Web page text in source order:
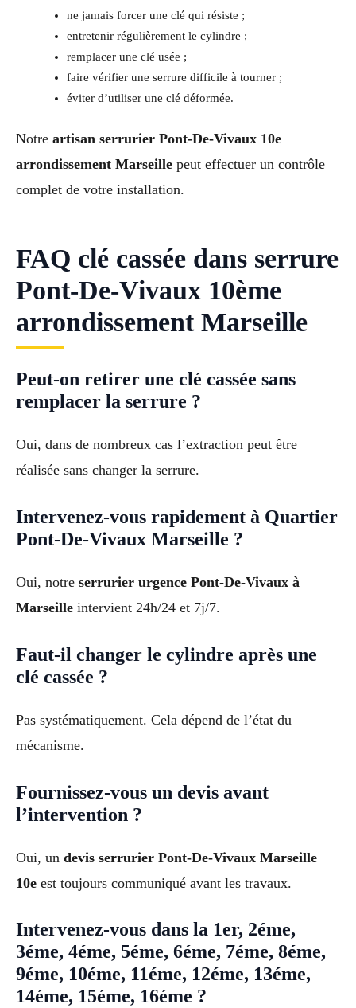
ne jamais forcer une clé qui résiste ;
entretenir régulièrement le cylindre ;
remplacer une clé usée ;
faire vérifier une serrure difficile à tourner ;
éviter d’utiliser une clé déformée.
Notre artisan serrurier Pont-De-Vivaux 10e
arrondissement Marseille peut effectuer un contrôle
complet de votre installation.
FAQ clé cassée dans serrure
Pont-De-Vivaux 10ème
arrondissement Marseille
Peut-on retirer une clé cassée sans
remplacer la serrure ?
Oui, dans de nombreux cas l’extraction peut être
réalisée sans changer la serrure.
Intervenez-vous rapidement à Quartier
Pont-De-Vivaux Marseille ?
Oui, notre serrurier urgence Pont-De-Vivaux à
Marseille intervient 24h/24 et 7j/7.
Faut-il changer le cylindre après une
clé cassée ?
Pas systématiquement. Cela dépend de l’état du
mécanisme.
Fournissez-vous un devis avant
l’intervention ?
Oui, un devis serrurier Pont-De-Vivaux Marseille
10e est toujours communiqué avant les travaux.
Intervenez-vous dans la 1er, 2éme,
3éme, 4éme, 5éme, 6éme, 7éme, 8éme,
9éme, 10éme, 11éme, 12éme, 13éme,
14éme, 15éme, 16éme ?